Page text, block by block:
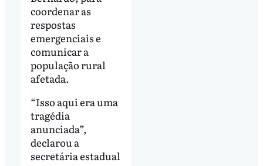
coordenar as
respostas
emergenciais e
comunicar a
população rural
afetada.
“Isso aqui era uma
tragédia
anunciada”,
declarou a
secretária estadual